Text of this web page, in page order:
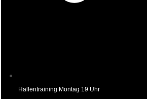
Hallentraining Montag 19 Uhr